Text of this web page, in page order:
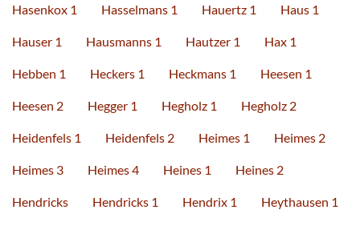
Hasenkox 1 Hasselmans 1 Hauertz 1 Haus 1
Hauser 1 Hausmanns 1 Hautzer 1 Hax 1
Hebben 1 Heckers 1 Heckmans 1 Heesen 1
Heesen 2 Hegger 1 Hegholz 1 Hegholz 2
Heidenfels 1 Heidenfels 2 Heimes 1 Heimes 2
Heimes 3 Heimes 4 Heines 1 Heines 2
Hendricks Hendricks 1 Hendrix 1 Heythausen 1